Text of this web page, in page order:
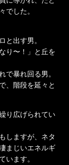
でした。
と出す男。
り〜！」と丘を
で暴れ回る男。
、階段を延々と
り広げられてい
しますが、ネタ
まじいエネルギ
います。